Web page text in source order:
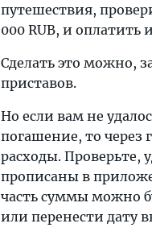
паспортному
контролю,
тут
пограничник
разворачивает
тебя
по
причине
неоплаченного
долга
путешествия,
000 RUB, и оплатить
Сделать это можно,
приставов.
Но если вам не
погашение, то через
расходы. Проверьте,
прописаны в
часть суммы можно
или перенести дату